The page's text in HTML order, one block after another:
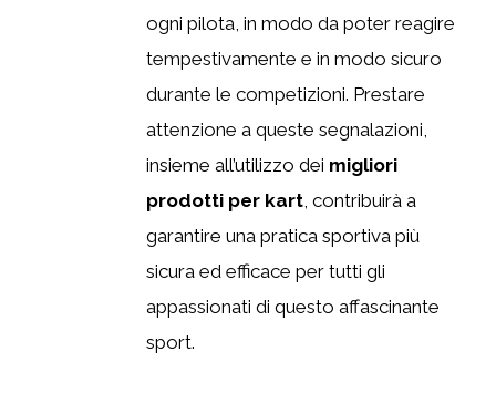
ogni pilota, in modo da poter reagire
tempestivamente e in modo sicuro
durante le competizioni. Prestare
attenzione a queste segnalazioni,
insieme all’utilizzo dei migliori
prodotti per kart, contribuirà a
garantire una pratica sportiva più
sicura ed efficace per tutti gli
appassionati di questo affascinante
sport.